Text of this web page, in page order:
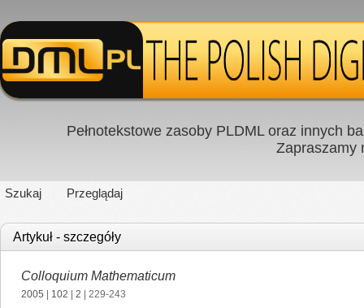
Pełnotekstowe zasoby PLDML oraz innych
Zapraszamy
Szukaj Przeglądaj
Artykuł - szczegóły
Colloquium Mathematicum
2005 102 2 | 229-243